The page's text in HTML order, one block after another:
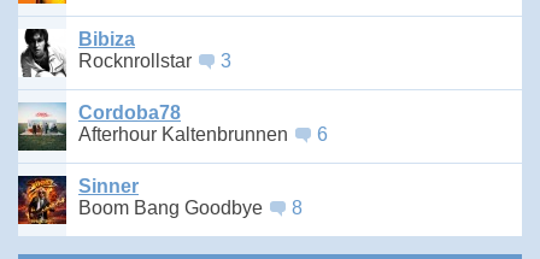
Bibiza
Rocknrollstar
3
Cordoba78
Afterhour Kaltenbrunnen
6
Sinner
Boom Bang Goodbye
8